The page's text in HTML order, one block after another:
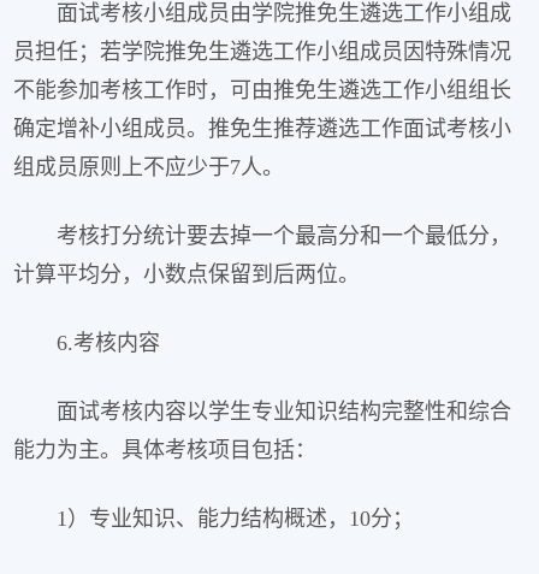
面试考核小组成员由学院推免生遴选工作小组成
员担任；若学院推免生遴选工作小组成员因特殊情况
不能参加考核工作时，可由推免生遴选工作小组组长
确定增补小组成员。推免生推荐遴选工作面试考核小
组成员原则上不应少于7人。
考核打分统计要去掉一个最高分和一个最低分，
计算平均分，小数点保留到后两位。
6.考核内容
面试考核内容以学生专业知识结构完整性和综合
能力为主。具体考核项目包括：
1）专业知识、能力结构概述，10分；